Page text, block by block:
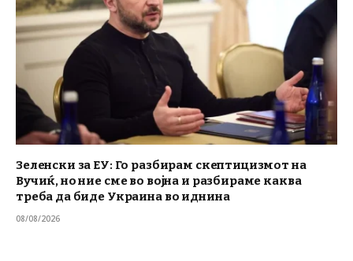
Зеленски за ЕУ: Го разбирам скептицизмот на
Вучиќ, но ние сме во војна и разбираме каква
треба да биде Украина во иднина
08/08/2026